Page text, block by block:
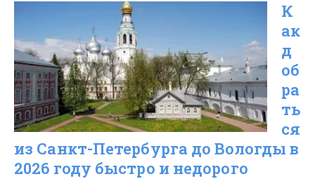
Вологды
в
2026
году
быстро
и
К
ак
д
об
ра
ть
ся
из Санкт-Петербурга до Вологды в
2026 году быстро и недорого